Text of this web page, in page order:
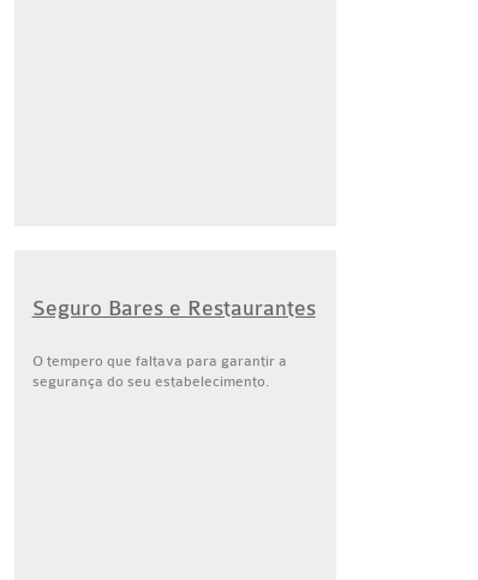
Seguro Bares e Restaurantes
O tempero que faltava para garantir a
segurança do seu estabelecimento.